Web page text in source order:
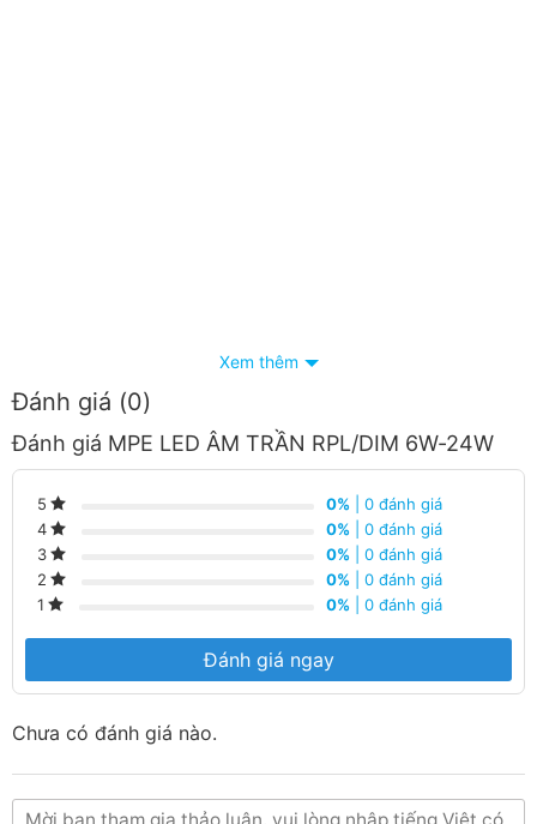
Xem thêm
Đánh giá (0)
Đánh giá MPE LED ÂM TRẦN RPL/DIM 6W-24W
5 0% | 0 đánh giá
4
0% | 0 đánh giá
3
0% | 0 đánh giá
2
0% | 0 đánh giá
1
0% | 0 đánh giá
Đánh giá ngay
Chưa có đánh giá nào.